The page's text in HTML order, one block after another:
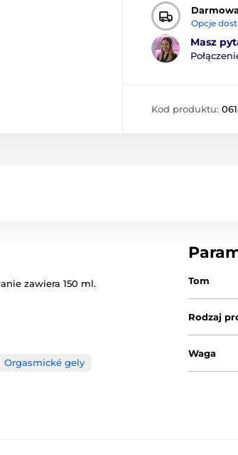
Opcje
Masz
Kod produktu:
zawiera 150 ml.
Orgasmické gely
Tom
Rodzaj
Waga